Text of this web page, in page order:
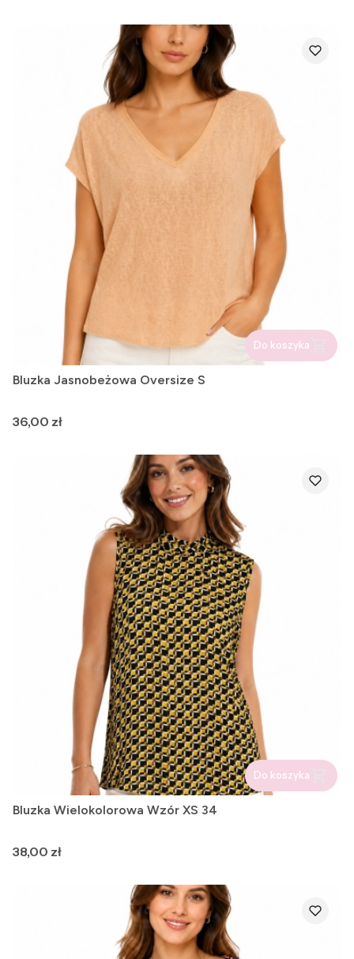
Do koszyka
Bluzka Jasnobeżowa Oversize S
Cena
36,00 zł
Do koszyka
Bluzka Wielokolorowa Wzór XS 34
Cena
38,00 zł